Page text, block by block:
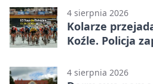
4 sierpnia 2026
Kolarze
Koźle. Policja
4 sierpnia 2026